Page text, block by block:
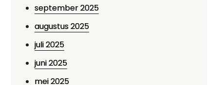
september 2025
augustus 2025
juli 2025
juni 2025
mei 2025